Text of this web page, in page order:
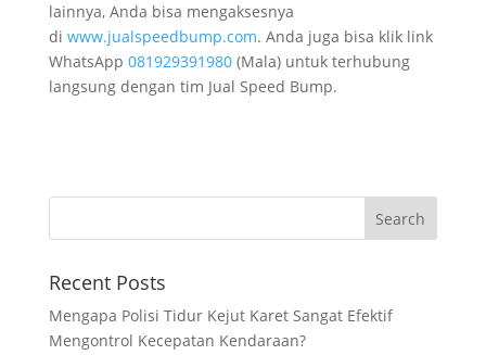
lainnya, Anda bisa mengaksesnya
di www.jualspeedbump.com. Anda juga bisa klik link
WhatsApp 081929391980(Mala) untuk terhubung
langsung dengan tim Jual Speed Bump.
Recent Posts
Mengapa Polisi Tidur Kejut Karet Sangat Efektif
Mengontrol Kecepatan Kendaraan?